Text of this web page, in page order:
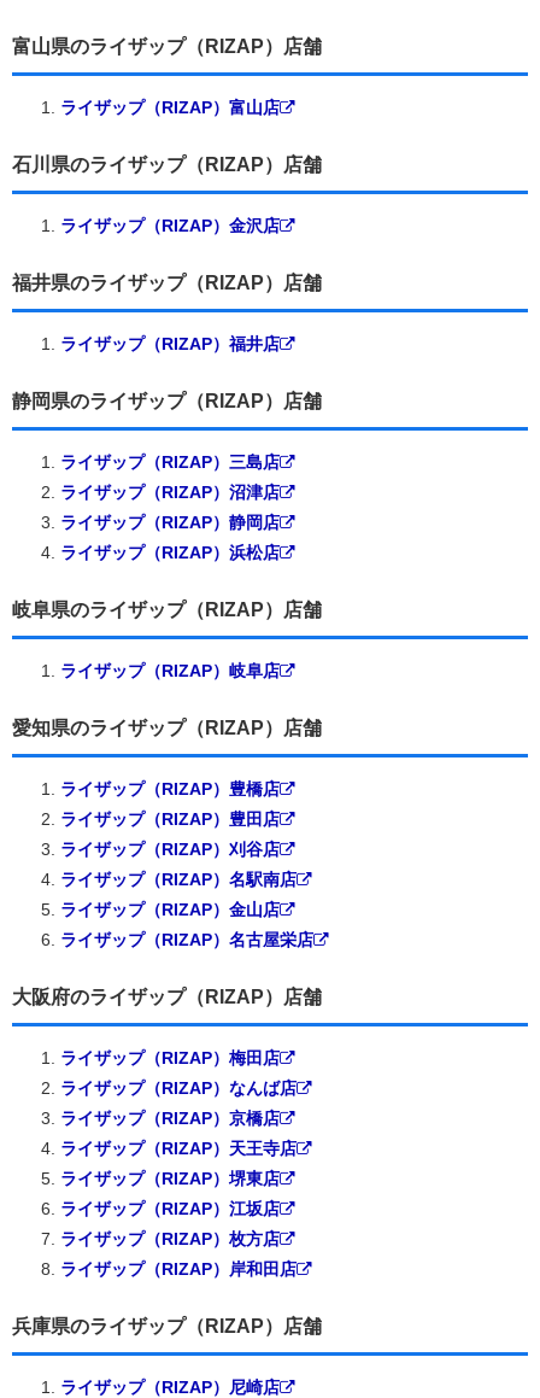
富山県のライザップ（RIZAP）店舗
ライザップ（RIZAP）富山店
石川県のライザップ（RIZAP）店舗
ライザップ（RIZAP）金沢店
福井県のライザップ（RIZAP）店舗
ライザップ（RIZAP）福井店
静岡県のライザップ（RIZAP）店舗
ライザップ（RIZAP）三島店
ライザップ（RIZAP）沼津店
ライザップ（RIZAP）静岡店
ライザップ（RIZAP）浜松店
岐阜県のライザップ（RIZAP）店舗
ライザップ（RIZAP）岐阜店
愛知県のライザップ（RIZAP）店舗
ライザップ（RIZAP）豊橋店
ライザップ（RIZAP）豊田店
ライザップ（RIZAP）刈谷店
ライザップ（RIZAP）名駅南店
ライザップ（RIZAP）金山店
ライザップ（RIZAP）名古屋栄店
大阪府のライザップ（RIZAP）店舗
ライザップ（RIZAP）梅田店
ライザップ（RIZAP）なんば店
ライザップ（RIZAP）京橋店
ライザップ（RIZAP）天王寺店
ライザップ（RIZAP）堺東店
ライザップ（RIZAP）江坂店
ライザップ（RIZAP）枚方店
ライザップ（RIZAP）岸和田店
兵庫県のライザップ（RIZAP）店舗
ライザップ（RIZAP）尼崎店